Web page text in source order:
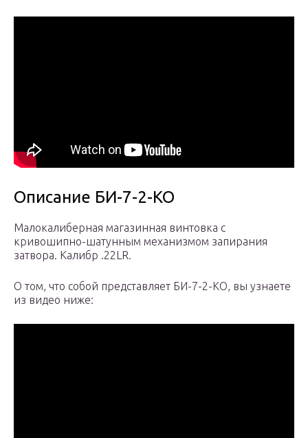
Описание БИ-7-2-КО
Малокалиберная магазинная винтовка с
кривошипно-шатунным механизмом запирания
затвора. Калибр .22LR.
О том, что собой представляет БИ-7-2-КО, вы узнаете
из видео ниже: